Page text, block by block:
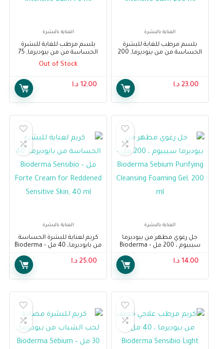
العناية بالبشرة
بلسم مرطب للغاية للبشرة
الحساسة من من بيوديرما, 200
23.00 د.ا
العناية بالبشرة
بلسم مرطب للغاية للبشرة
الحساسة من من بيوديرما, 75
مل – Bioderma Bioderma
Out of Stock
12.00 د.ا
العناية بالبشرة
جل رغوي مطهر من بيوديرما
سيبيوم ، 200 مل – Bioderma
Foaming Gel, 200 ml14.00 د.ا
العناية بالبشرة
كريم لعناية للبشرة الحساسة
من بايوديرما، 40 مل – Bioderma
Reddened Sensitive Skin, 40
25.00 د.ا